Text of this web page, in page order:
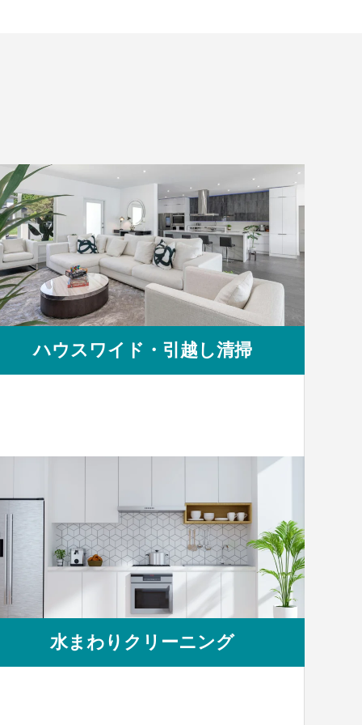
ハウスワイド・引越し清掃
水まわりクリーニング